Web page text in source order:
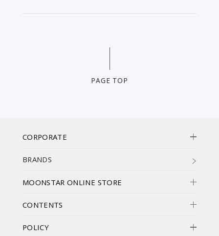
PAGE TOP
CORPORATE
BRANDS
MOONSTAR ONLINE STORE
CONTENTS
POLICY